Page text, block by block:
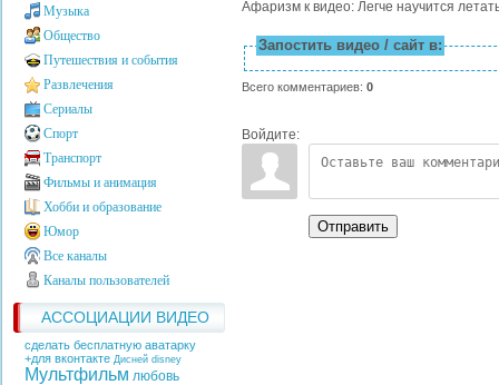
Музыка
Общество
Путешествия и события
Развлечения
Сериалы
Спорт
Транспорт
Фильмы и анимация
Хобби и образование
Юмор
Все каналы
Каналы пользователей
АССОЦИАЦИИ ВИДЕО
сделать бесплатную аватарку
+для вконтакте Дисней disney
Мультфильм любовь
Афаризм к видео: Легче научится
Запостить видео / сайт в:
Всего комментариев: 0
Войдите:
Отправить